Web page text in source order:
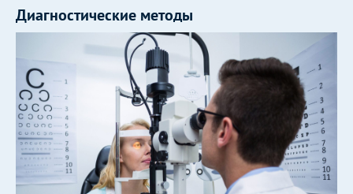
Диагностические методы